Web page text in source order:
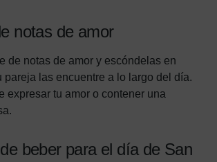
notas de amor
de notas de amor y escóndelas en
pareja las encuentre a lo largo del día.
expresar tu amor o contener una
beber para el día de San